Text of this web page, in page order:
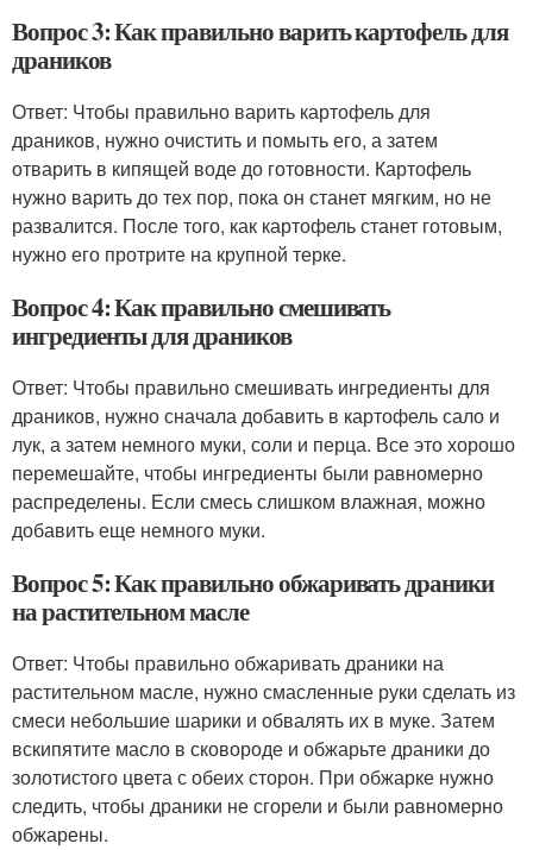
Вопрос 3: Как правильно варить картофель для
драников
Ответ: Чтобы правильно варить картофель для
драников, нужно очистить и помыть его, а затем
отварить в кипящей воде до готовности. Картофель
нужно варить до тех пор, пока он станет мягким, но не
развалится. После того, как картофель станет готовым,
нужно его протрите на крупной терке.
Вопрос 4: Как правильно смешивать
ингредиенты для драников
Ответ: Чтобы правильно смешивать ингредиенты для
драников, нужно сначала добавить в картофель сало и
лук, а затем немного муки, соли и перца. Все это хорошо
перемешайте, чтобы ингредиенты были равномерно
распределены. Если смесь слишком влажная, можно
добавить еще немного муки.
Вопрос 5: Как правильно обжаривать драники
на растительном масле
Ответ: Чтобы правильно обжаривать драники на
растительном масле, нужно смасленные руки сделать из
смеси небольшие шарики и обвалять их в муке. Затем
вскипятите масло в сковороде и обжарьте драники до
золотистого цвета с обеих сторон. При обжарке нужно
следить, чтобы драники не сгорели и были равномерно
обжарены.